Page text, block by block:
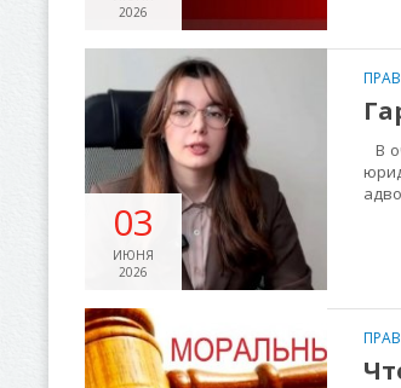
2026
03
ИЮНЯ
2026
В